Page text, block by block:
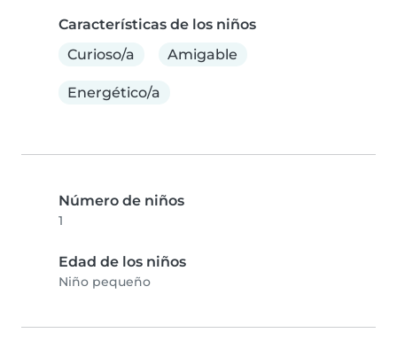
Características de los niños
Curioso/a
Amigable
Energético/a
Número de niños
1
Edad de los niños
Niño pequeño